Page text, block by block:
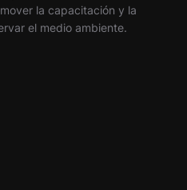
la capacitación y la
el medio ambiente.